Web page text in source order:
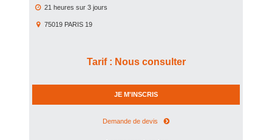
21 heures sur 3 jours
75019 PARIS 19
Tarif: Nous consulter
JE M'INSCRIS
Demande de devis